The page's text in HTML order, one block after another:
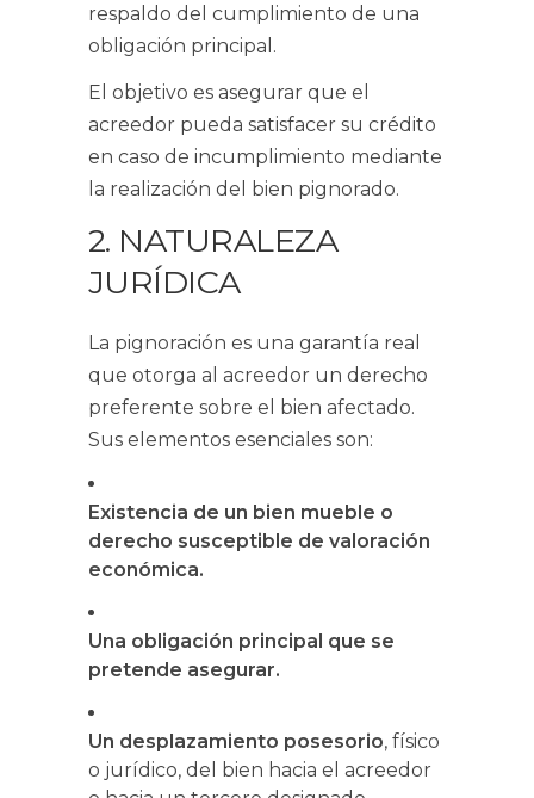
respaldo del cumplimiento de una
obligación principal.
El objetivo es asegurar que el
acreedor pueda satisfacer su crédito
en caso de incumplimiento mediante
la realización del bien pignorado.
2. NATURALEZA
JURÍDICA
La pignoración es una garantía real
que otorga al acreedor un derecho
preferente sobre el bien afectado.
Sus elementos esenciales son:
Existencia de un bien mueble o
derecho susceptible de valoración
económica.
Una obligación principal que se
pretende asegurar.
Un desplazamiento posesorio, físico
o jurídico, del bien hacia el acreedor